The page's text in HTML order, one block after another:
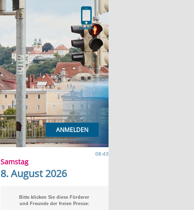
ANMELDEN
08:43
Samstag
8. August 2026
Bitte klicken Sie diese Förderer
und Freunde der freien Presse: